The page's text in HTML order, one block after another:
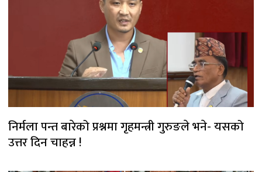
निर्मला पन्त बारेको प्रश्नमा गृहमन्त्री गुरुङले भने- यसको
उत्तर दिन चाहन्न !